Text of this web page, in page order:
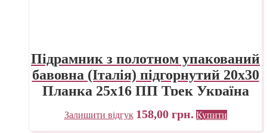
Підрамник з полотном упакований
бавовна (Італія) підгорнутий 20х30
Планка 25х16 ПП Трек Україна
Залишити відгук 158,00 грн. Купити